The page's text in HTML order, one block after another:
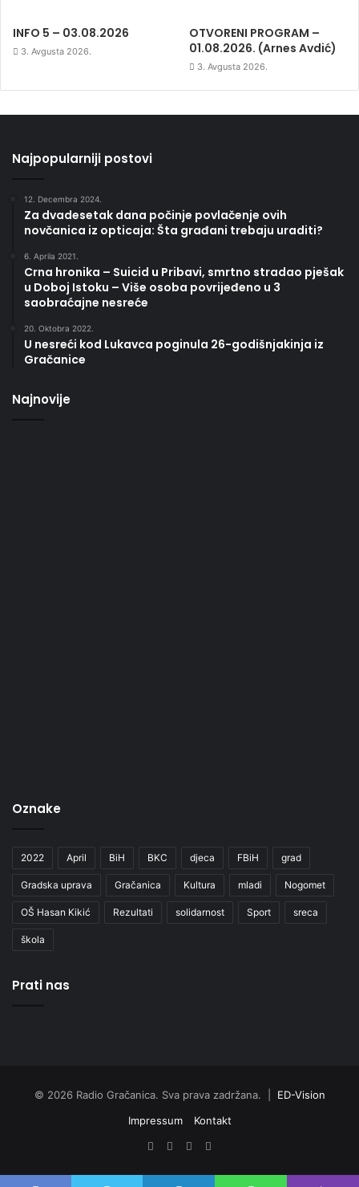
INFO 5 – 03.08.2026
3. Avgusta 2026.
OTVORENI PROGRAM –
01.08.2026. (Arnes Avdić)
3. Avgusta 2026.
Najpopularniji postovi
12. Decembra 2024.
Za dvadesetak dana počinje povlačenje ovih
novčanica iz opticaja: Šta građani trebaju uraditi?
6. Aprila 2021.
Crna hronika – Suicid u Pribavi, smrtno stradao pješak
u Doboj Istoku – Više osoba povrijeđeno u 3
saobraćajne nesreće
20. Oktobra 2022.
U nesreći kod Lukavca poginula 26-godišnjakinja iz
Gračanice
Najnovije
Oznake
2022 April BiH BKC djeca FBiH grad
Gradska uprava Gračanica Kultura mladi Nogomet
OŠ Hasan Kikić Rezultati solidarnost Sport sreca
škola
Prati nas
© 2026 Radio Gračanica. Sva prava zadržana. | ED-Vision
Impressum
Kontakt